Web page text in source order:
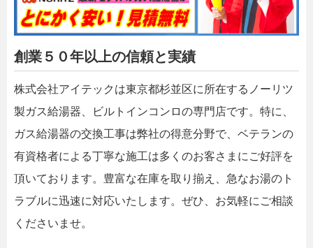
創業５０年以上の信頼と実績
株式会社アイテックは東京都杉並区に所在するノーリツ
製ガス給湯器、ビルトインコンロの専門店です。特に、
ガス給湯器の交換工事は弊社の得意分野で、ベテランの
有資格者による丁寧な施工は多くのお客さまにご好評を
頂いております。豊富な在庫を取り揃え、急なお湯のト
ラブルに迅速に対応いたします。ぜひ、お気軽にご相談
くださいませ。